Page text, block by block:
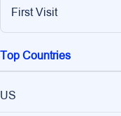
First Visit
Top Countries
US